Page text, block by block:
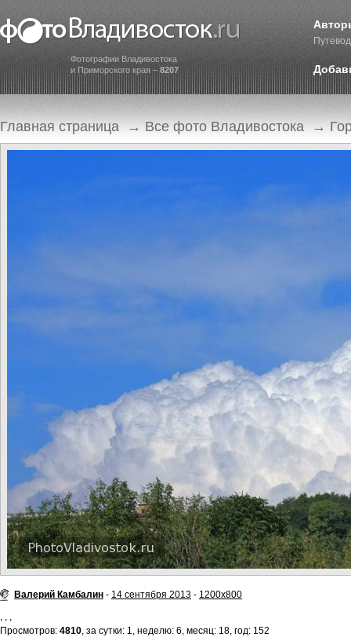
Фотографии Владивостока
и Приморского края – 8207
Главная страница → Все фото Владивостока →
Валерий Камбалин - 14 сентября 2013 - 1200x800
, , ,
Просмотров: 4810, за сутки: 1, неделю: 6, месяц: 18, год: 152